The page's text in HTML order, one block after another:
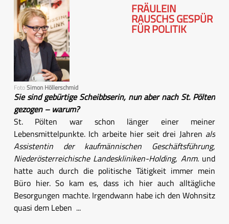
FotoSimon Höllerschmid
FRÄULEIN
RAUSCHS GESPÜR
FÜR POLITIK
Sie sind gebürtige Scheibbserin, nun aber nach St. Pölten
gezogen – warum?
St. Pölten war schon länger einer meiner
Lebensmittelpunkte. Ich arbeite hier seit drei Jahren als
Assistentin der kaufmännischen Geschäftsführung,
Niederösterreichische Landeskliniken-Holding, Anm.und
hatte auch durch die politische Tätigkeit immer mein
Büro hier. So kam es, dass ich hier auch alltägliche
Besorgungen machte. Irgendwann habe ich den Wohnsitz
quasi dem Leben ...